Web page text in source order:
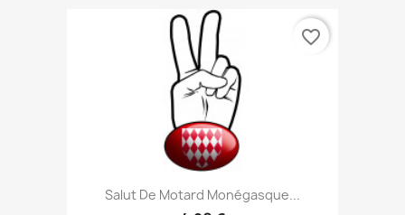
Salut De Motard Monégasque...
favorite_border